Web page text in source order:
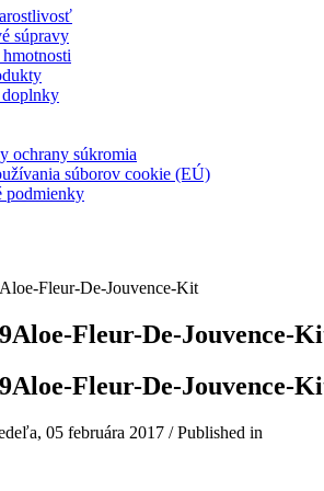
súpravy
ochrany súkromia
súborov cookie (EÚ)
podmienky
Fleur-De-Jouvence-Kit
Fleur-De-Jouvence-
Fleur-De-Jouvence-
05 februára 2017 /Published in